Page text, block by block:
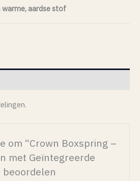
warme, aardse stof
om “Crown Boxspring –
met Geïntegreerde